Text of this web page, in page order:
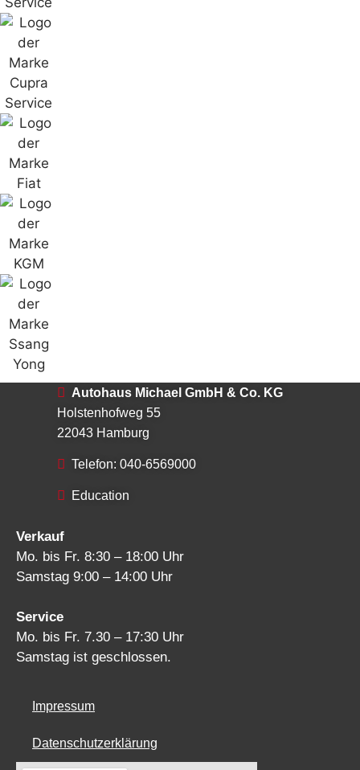
Autohaus Michael GmbH & Co. KG
Holstenhofweg 55
22043 Hamburg
Telefon: 040-6569000
Education
Verkauf
Mo. bis Fr. 8:30 – 18:00 Uhr
Samstag 9:00 – 14:00 Uhr
Service
Mo. bis Fr. 7.30 – 17:30 Uhr
Samstag ist geschlossen.
Impressum
Datenschutzerklärung